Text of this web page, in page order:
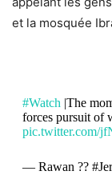
et la mosquée
#Watch |The
forces pursuit of
pic.twitter.com/
— Rawan ??